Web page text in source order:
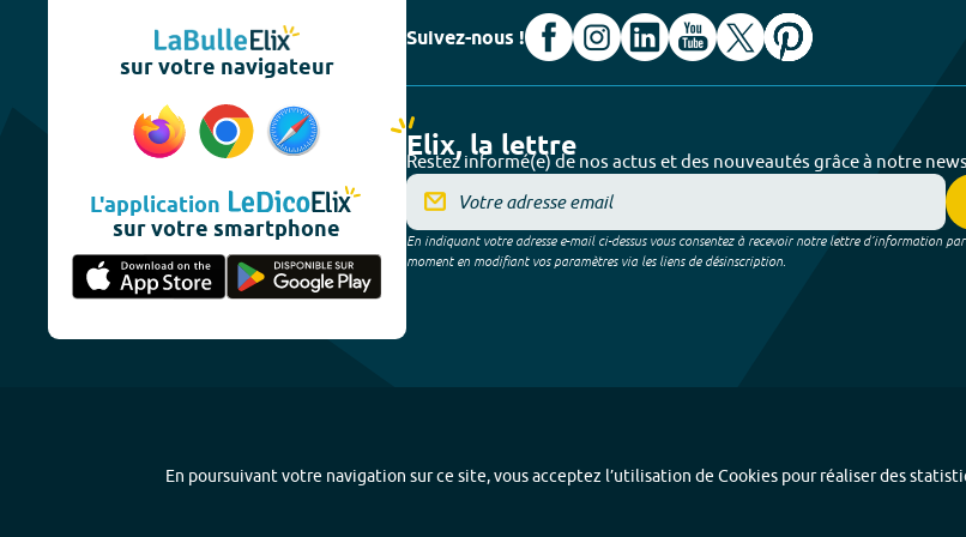
sur votre navigateur
L'application
sur votre smartphone
Suivez-nous !
Elix, la lettre
Restez informé(e) de nos actus et des nouveautés grâce à notre
En indiquant votre adresse e-mail ci-dessus vous consentez à recevoir notre lettre d’information
moment en modifiant vos paramètres via les liens de désinscription.
En poursuivant votre navigation sur ce site, vous acceptez l’utilisation de Cookies pour réaliser des